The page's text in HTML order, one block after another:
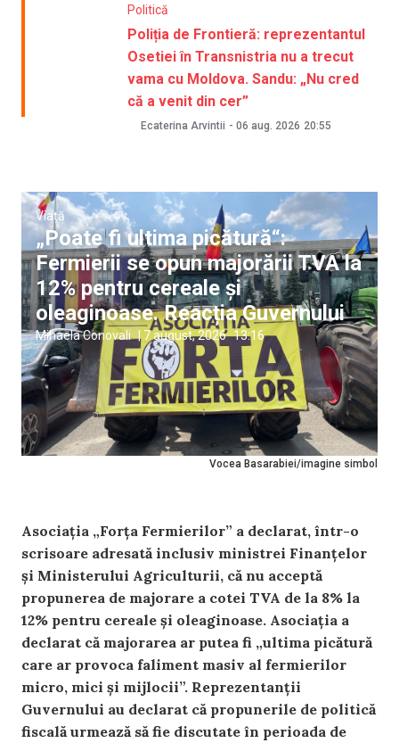
Politică
Poliția de Frontieră: reprezentantul
Osetiei în Transnistria nu a trecut
vama cu Moldova. Sandu: „Nu cred
că a venit din cer”
Ecaterina Arvintii - 06 aug. 2026 20:55
Vocea Basarabiei/imagine simbol
Viață
„Poate fi ultima picătură“:
Fermierii se opun majorării TVA la
12% pentru cereale și
oleaginoase. Reacția Guvernului
Mihaela Conovali | 7 august, 2026 13:16
Asociația „Forța Fermierilor” a declarat, într-o
scrisoare adresată inclusiv ministrei Finanțelor
și Ministerului Agriculturii, că nu acceptă
propunerea de majorare a cotei TVA de la 8% la
12% pentru cereale și oleaginoase. Asociația a
declarat că majorarea ar putea fi „ultima picătură
care ar provoca faliment masiv al fermierilor
micro, mici și mijlocii”. Reprezentanții
Guvernului au declarat că propunerile de politică
fiscală urmează să fie discutate în perioada de